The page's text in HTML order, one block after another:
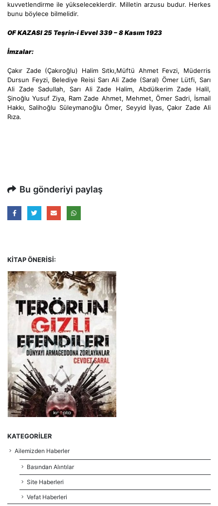
kuvvetlendirme ile yükseleceklerdir. Milletin arzusu budur. Herkes
bunu böylece bilmelidir.
OF KAZASI 25 Teşrin-i Evvel 339 – 8 Kasım 1923
İmzalar:
Çakır Zade (Çakıroğlu) Halim Sıtkı,Müftü Ahmet Fevzi, Müderris
Dursun Feyzi, Belediye Reisi Sarı Ali Zade (Saral) Ömer Lütfi, Sarı
Ali Zade Sadullah, Sarı Ali Zade Halim, Abdülkerim Zade Halil,
Şinoğlu Yusuf Ziya, Ram Zade Ahmet, Mehmet, Ömer Sadri, İsmail
Hakkı, Salihoğlu Süleymanoğlu Ömer, Seyyid İlyas, Çakır Zade Ali
Rıza.
Bu gönderiyi paylaş
KITAP ÖNERISI:
KATEGORILER
Ailemizden Haberler
Basından Alıntılar
Site Haberleri
Vefat Haberleri